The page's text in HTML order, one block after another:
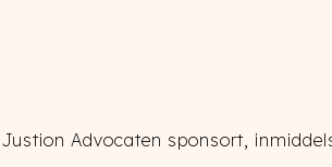
Justion Advocaten sponsort,